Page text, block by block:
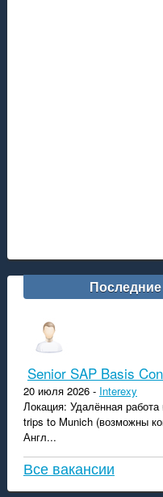
Senior SAP Basis
20 июля 2026 - Interexy
Локация: Удалённая
trips to Munich (возможны
Англ...
Все вакансии